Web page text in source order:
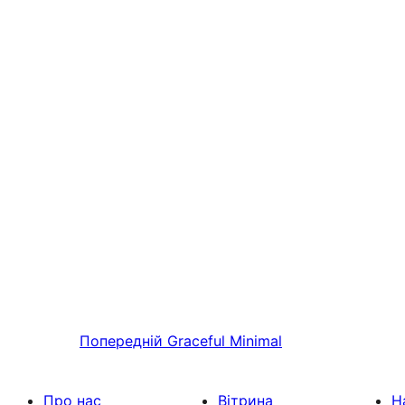
Попередній Graceful Minimal
Про нас Вітрина